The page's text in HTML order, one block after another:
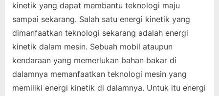
kinetik yang dapat membantu teknologi maju
sampai sekarang. Salah satu energi kinetik yang
dimanfaatkan teknologi sekarang adalah energi
kinetik dalam mesin. Sebuah mobil ataupun
kendaraan yang memerlukan bahan bakar di
dalamnya memanfaatkan teknologi mesin yang
memiliki energi kinetik di dalamnya. Untuk itu energi